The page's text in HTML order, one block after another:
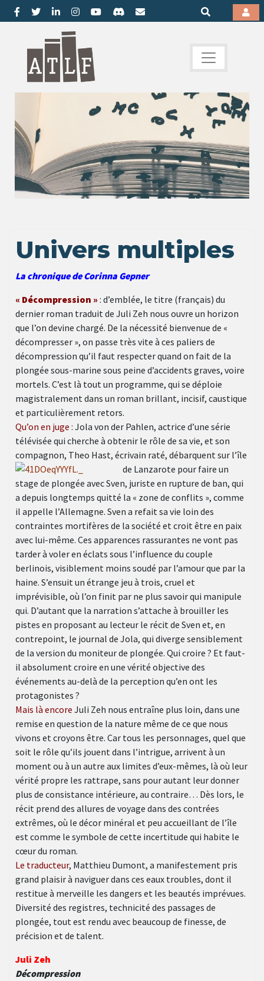
Univers multiples
La chronique de Corinna Gepner
« Décompression » : d’emblée, le titre (français) du
dernier roman traduit de Juli Zeh nous ouvre un horizon
que l’on devine chargé. De la nécessité bienvenue de «
décompresser », on passe très vite à ces paliers de
décompression qu’il faut respecter quand on fait de la
plongée sous-marine sous peine d’accidents graves, voire
mortels. C’est là tout un programme, qui se déploie
magistralement dans un roman brillant, incisif, caustique
et particulièrement retors.
Qu’on en juge : Jola von der Pahlen, actrice d’une série
télévisée qui cherche à obtenir le rôle de sa vie, et son
compagnon, Theo Hast, écrivain raté, débarquent sur l’île
de Lanzarote pour faire un
stage de plongée avec Sven, juriste en rupture de ban, qui
a depuis longtemps quitté la « zone de conflits », comme
il appelle l’Allemagne. Sven a refait sa vie loin des
contraintes mortifères de la société et croit être en paix
avec lui-même. Ces apparences rassurantes ne vont pas
tarder à voler en éclats sous l’influence du couple
berlinois, visiblement moins soudé par l’amour que par la
haine. S’ensuit un étrange jeu à trois, cruel et
imprévisible, où l’on finit par ne plus savoir qui manipule
qui. D’autant que la narration s’attache à brouiller les
pistes en proposant au lecteur le récit de Sven et, en
contrepoint, le journal de Jola, qui diverge sensiblement
de la version du moniteur de plongée. Qui croire ? Et faut-
il absolument croire en une vérité objective des
événements au-delà de la perception qu’en ont les
protagonistes ?
Mais là encore Juli Zeh nous entraîne plus loin, dans une
remise en question de la nature même de ce que nous
vivons et croyons être. Car tous les personnages, quel que
soit le rôle qu’ils jouent dans l’intrigue, arrivent à un
moment ou à un autre aux limites d’eux-mêmes, là où leur
vérité propre les rattrape, sans pour autant leur donner
plus de consistance intérieure, au contraire… Dès lors, le
récit prend des allures de voyage dans des contrées
extrêmes, où le décor minéral et peu accueillant de l’île
est comme le symbole de cette incertitude qui habite le
cœur du roman.
Le traducteur, Matthieu Dumont, a manifestement pris
grand plaisir à naviguer dans ces eaux troubles, dont il
restitue à merveille les dangers et les beautés imprévues.
Diversité des registres, technicité des passages de
plongée, tout est rendu avec beaucoup de finesse, de
précision et de talent.
Juli Zeh
Décompression